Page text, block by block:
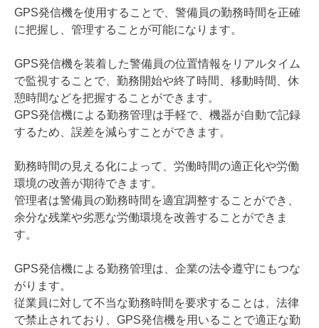
GPS発信機を使用することで、警備員の勤務時間を正確
に把握し、管理することが可能になります。
GPS発信機を装着した警備員の位置情報をリアルタイム
で監視することで、勤務開始や終了時間、移動時間、休
憩時間などを把握することができます。
GPS発信機による勤務管理は手軽で、機器が自動で記録
するため、誤差を減らすことができます。
勤務時間の見える化によって、労働時間の適正化や労働
環境の改善が期待できます。
管理者は警備員の勤務時間を適宜調整することができ、
余分な残業や劣悪な労働環境を改善することができま
す。
GPS発信機による勤務管理は、企業の法令遵守にもつな
がります。
従業員に対して不当な勤務時間を要求することは、法律
で禁止されており、GPS発信機を用いることで適正な勤